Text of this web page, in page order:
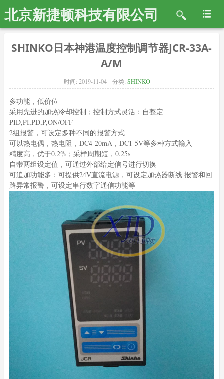
北京新捷顿科技有限公司
SHINKO日本神港温度控制调节器JCR-33A-
A/M
时间: 2019-11-04 分类: SHINKO
多功能，低价位
采用先进的加热冷却控制；控制方式灵活：自整定
PID,PI,PD,P,ON/OFF
2组报警，可设定多种不同的报警方式
可以热电偶，热电阻，DC4-20mA，DC1-5V等多种方式输入
精度高，优于0.2%；采样周期短，0.25s
自带两组设定值，可通过外部给定信号进行切换
可追加功能多：可提供24V直流电源，可设定加热器断线 报警和回
路异常报警，可设定串行数字通信功能等